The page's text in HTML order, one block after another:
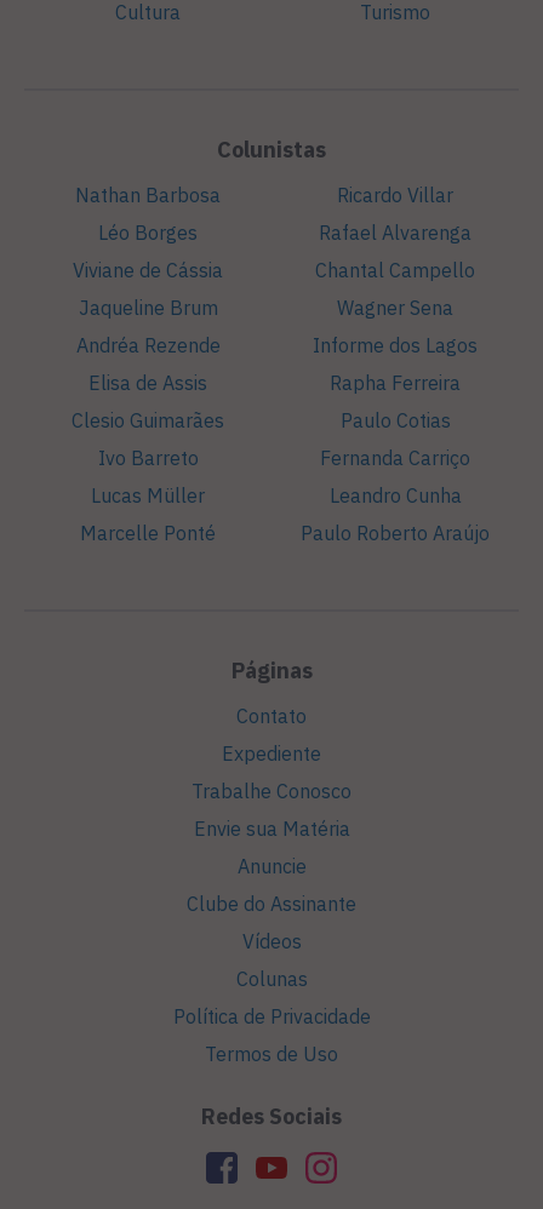
Cultura
Turismo
Colunistas
Nathan Barbosa
Léo Borges
Viviane de Cássia
Jaqueline Brum
Andréa Rezende
Elisa de Assis
Clesio Guimarães
Ivo Barreto
Lucas Müller
Marcelle Ponté
Ricardo Villar
Rafael Alvarenga
Chantal Campello
Wagner Sena
Informe dos Lagos
Rapha Ferreira
Paulo Cotias
Fernanda Carriço
Leandro Cunha
Paulo Roberto Araújo
Páginas
Contato
Expediente
Trabalhe Conosco
Envie sua Matéria
Anuncie
Clube do Assinante
Vídeos
Colunas
Política de Privacidade
Termos de Uso
Redes Sociais